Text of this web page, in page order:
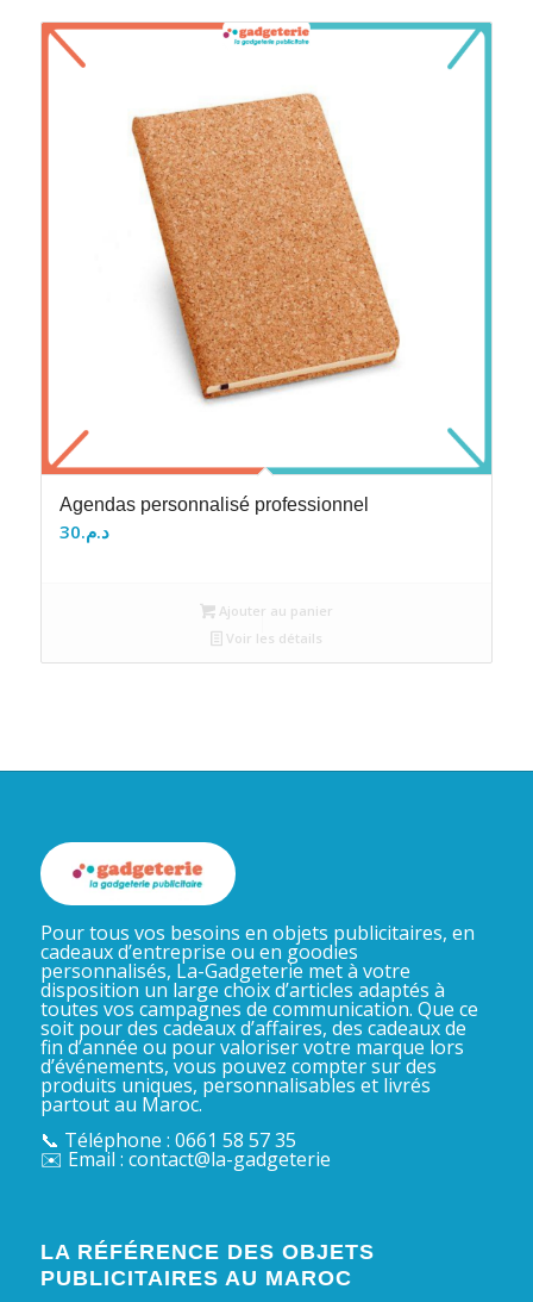
Agendas personnalisé professionnel
د.م.30
Ajouter au panier
Voir les détails
Pour tous vos besoins en objets publicitaires, en
cadeaux d’entreprise ou en goodies
personnalisés, La-Gadgeterie met à votre
disposition un large choix d’articles adaptés à
toutes vos campagnes de communication. Que ce
soit pour des cadeaux d’affaires, des cadeaux de
fin d’année ou pour valoriser votre marque lors
d’événements, vous pouvez compter sur des
produits uniques, personnalisables et livrés
partout au Maroc.
📞 Téléphone : 0661 58 57 35
✉️ Email : contact@la-gadgeterie
LA RÉFÉRENCE DES OBJETS
PUBLICITAIRES AU MAROC